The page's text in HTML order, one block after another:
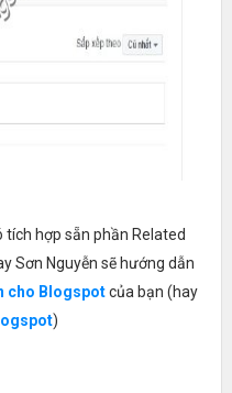
hợp sẵn phần Related
Sơn Nguyễn sẽ hướng dẫn
cho Blogspotcủa bạn (hay
)